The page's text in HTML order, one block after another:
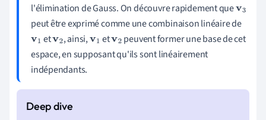
l'élimination de Gauss. On découvre rapidement quev3
peut être exprimé comme une combinaison linéaire de
v1 etv2 , ainsi,v1 etv2 peuvent former une base de cet
espace, en supposant qu'ils sont linéairement
indépendants.